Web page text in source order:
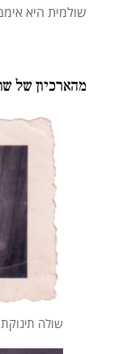
שולמית היא אימם של מיכל ז”ל
מהארכיון של
שולה תינוקת